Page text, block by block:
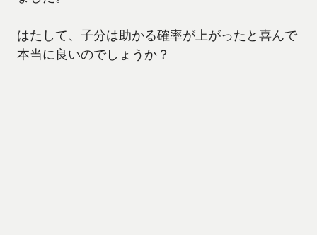
はたして、子分は助かる確率が上がったと喜んで
本当に良いのでしょうか？